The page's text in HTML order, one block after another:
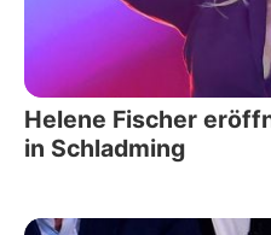
Helene Fischer
in Schladming